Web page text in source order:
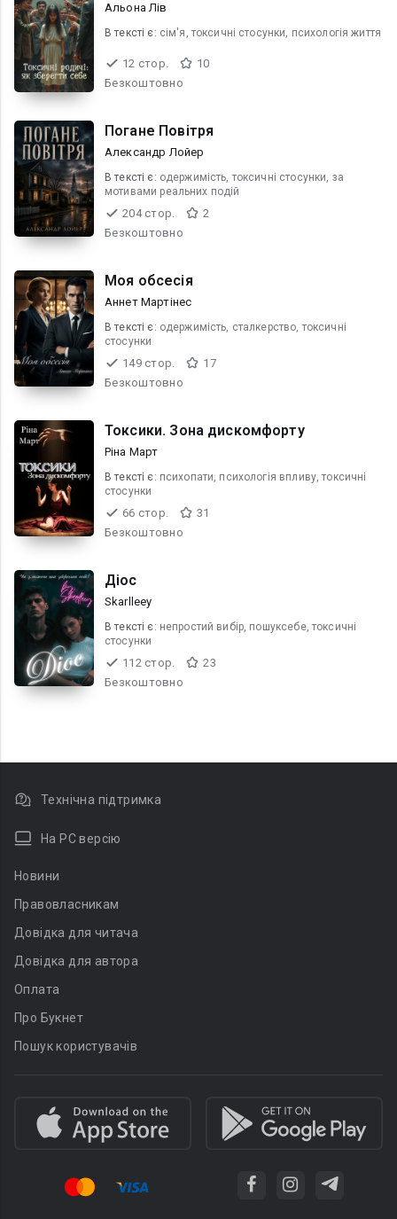
Альона Лів
В текcті є: сім'я, токсичні стосунки, психологія життя
12 стор.
10
Безкоштовно
Погане Повітря
Александр Лойер
В текcті є: одержимість, токсичні стосунки, за
мотивами реальних подій
204 стор.
2
Безкоштовно
Моя обсесія
Аннет Мартінес
В текcті є: одержимість, сталкерство, токсичні
стосунки
149 стор.
17
Безкоштовно
Токсики. Зона дискомфорту
Ріна Март
В текcті є: психопати, психологія впливу, токсичні
стосунки
66 стор.
31
Безкоштовно
Діос
Skarlleey
В текcті є: непростий вибір, пошуксебе, токсичні
стосунки
112 стор.
23
Безкоштовно
Технічна підтримка
На PC версію
Новини
Правовласникам
Довідка для читача
Довідка для автора
Оплата
Про Букнет
Пошук користувачів